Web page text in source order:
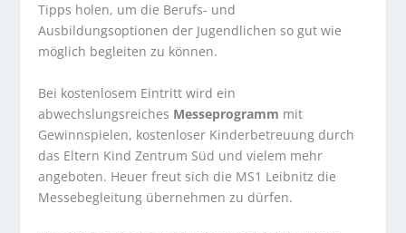
Tipps holen, um die Berufs- und
Ausbildungsoptionen der Jugendlichen so gut wie
möglich begleiten zu können.
Bei kostenlosem Eintritt wird ein
abwechslungsreiches Messeprogramm mit
Gewinnspielen, kostenloser Kinderbetreuung durch
das Eltern Kind Zentrum Süd und vielem mehr
angeboten. Heuer freut sich die MS1 Leibnitz die
Messebegleitung übernehmen zu dürfen.